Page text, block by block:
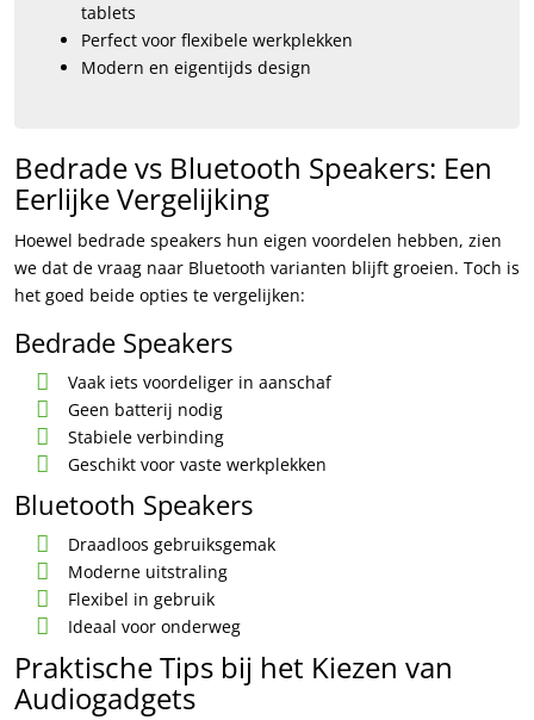
tablets
Perfect voor flexibele werkplekken
Modern en eigentijds design
Bedrade vs Bluetooth Speakers: Een
Eerlijke Vergelijking
Hoewel bedrade speakers hun eigen voordelen hebben, zien
we dat de vraag naar Bluetooth varianten blijft groeien. Toch is
het goed beide opties te vergelijken:
Bedrade Speakers
Vaak iets voordeliger in aanschaf
Geen batterij nodig
Stabiele verbinding
Geschikt voor vaste werkplekken
Bluetooth Speakers
Draadloos gebruiksgemak
Moderne uitstraling
Flexibel in gebruik
Ideaal voor onderweg
Praktische Tips bij het Kiezen van
Audiogadgets